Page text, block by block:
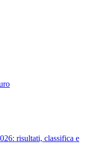
risultati, classifica e